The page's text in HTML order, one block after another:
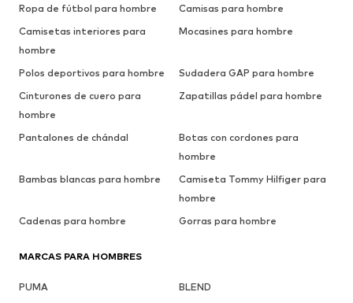
Ropa de fútbol para hombre
Camisas para hombre
Camisetas interiores para
hombre
Mocasines para hombre
Polos deportivos para hombre
Sudadera GAP para hombre
Cinturones de cuero para
hombre
Zapatillas pádel para hombre
Pantalones de chándal
Botas con cordones para
hombre
Bambas blancas para hombre
Camiseta Tommy Hilfiger para
hombre
Cadenas para hombre
Gorras para hombre
MARCAS PARA HOMBRES
PUMA
BLEND